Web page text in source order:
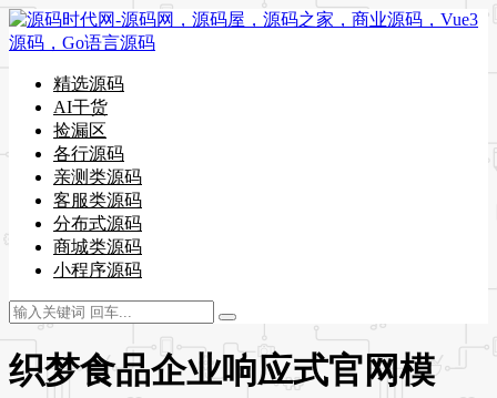
精选源码
AI干货
捡漏区
各行源码
亲测类源码
客服类源码
分布式源码
商城类源码
小程序源码
织梦食品企业响应式官网模